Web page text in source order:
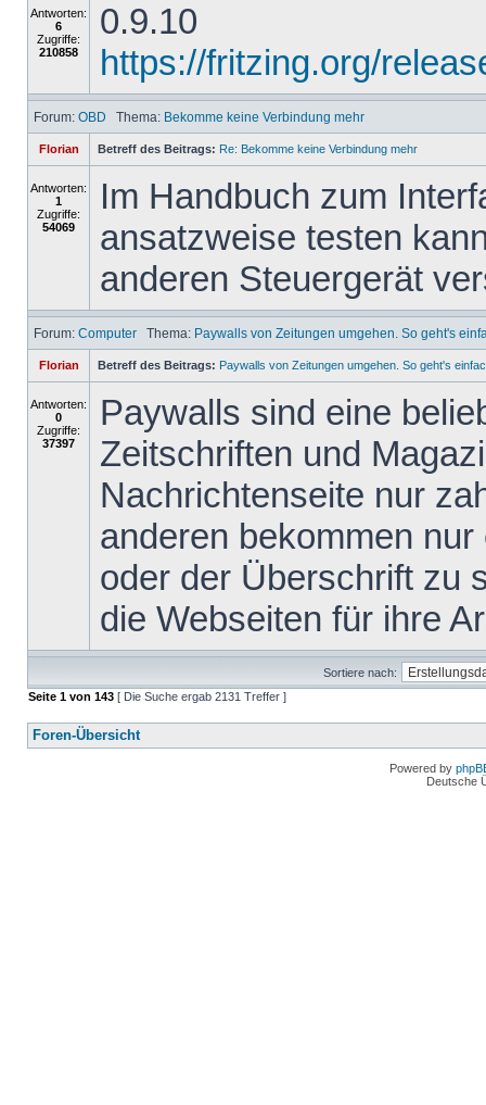
Antworten:
6
Zugriffe:
210858
0.9.10
https://fritzing.org/
Forum: OBD Thema: Bekomme keine Verbindung mehr
Florian Betreff des Beitrags: Re: Bekomme keine Verbindung mehr
Antworten:
1
Zugriffe:
54069
Im Handbuch zum
ansatzweise testen
anderen Steuergerät
Forum: Computer Thema: Paywalls von Zeitungen umgehen. So geht's
Florian Betreff des Beitrags: Paywalls von Zeitungen umgehen. So geht's
Antworten:
0
Zugriffe:
37397
Paywalls sind eine
Zeitschriften und
Nachrichtenseite nur
anderen bekommen
oder der Überschrift zu
die Webseiten für ihre
Sortiere nach:
Seite 1 von 143 [ Die Suche ergab 2131 Treffer ]
Foren-Übersicht
Powered by
Deutsche